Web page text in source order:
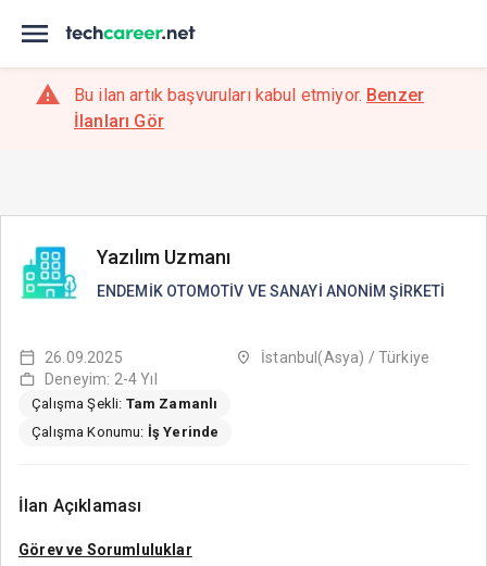
Bu ilan artık başvuruları kabul etmiyor. Benzer
İlanları Gör
Yazılım Uzmanı
ENDEMİK OTOMOTİV VE SANAYİ ANONİM ŞİRKETİ
26.09.2025
İstanbul(Asya) / Türkiye
Deneyim: 2-4 Yıl
Çalışma Şekli: Tam Zamanlı
Çalışma Konumu: İş Yerinde
İlan Açıklaması
Görev ve Sorumluluklar